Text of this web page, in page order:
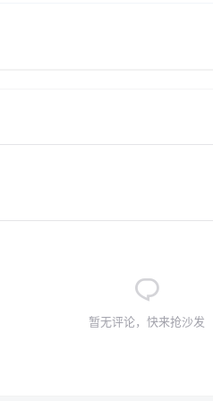
暂无评论，快来抢沙发